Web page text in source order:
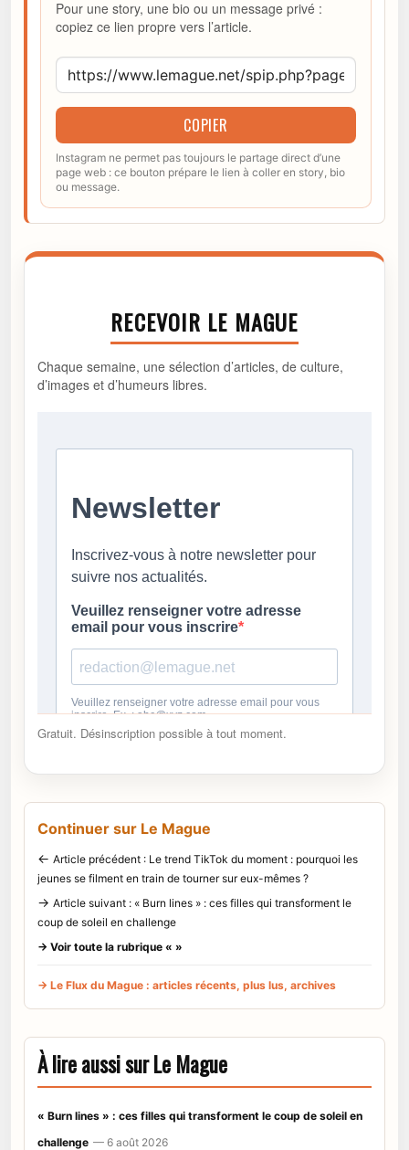
Pour une story, une bio ou un message privé :
copiez ce lien propre vers l’article.
COPIER
Instagram ne permet pas toujours le partage direct d’une
page web : ce bouton prépare le lien à coller en story, bio
ou message.
RECEVOIR LE MAGUE
Chaque semaine, une sélection d’articles, de culture,
d’images et d’humeurs libres.
Gratuit. Désinscription possible à tout moment.
Continuer sur Le Mague
← Article précédent : Le trend TikTok du moment : pourquoi les
jeunes se filment en train de tourner sur eux-mêmes ?
→ Article suivant : « Burn lines » : ces filles qui transforment le
coup de soleil en challenge
→ Voir toute la rubrique « »
→ Le Flux du Mague : articles récents, plus lus, archives
À lire aussi sur Le Mague
« Burn lines » : ces filles qui transforment le coup de soleil en
challenge — 6 août 2026